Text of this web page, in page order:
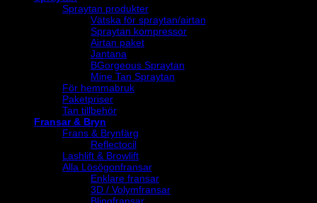
Spraytan produkter
Vätska för spraytan/airtan
Spraytan kompressor
Airtan paket
Jantana
BGorgeous Spraytan
Mine Tan Spraytan
För hemmabruk
Paketpriser
Tan tillbehör
Fransar & Bryn
Frans & Brynfärg
Reflectocil
Lashlift & Browlift
Alla Lösögonfransar
Enklare fransar
3D / Volymfransar